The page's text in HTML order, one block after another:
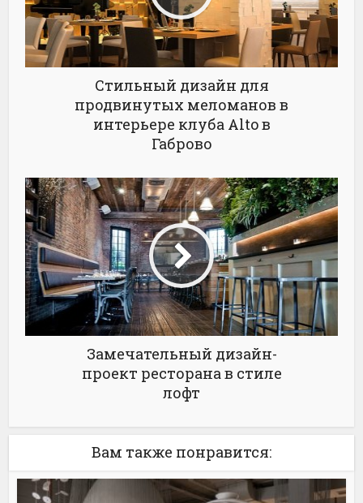
Стильный дизайн для
продвинутых меломанов в
интерьере клуба Alto в
Габрово
Замечательный дизайн-
проект ресторана в стиле
лофт
Вам также понравится: